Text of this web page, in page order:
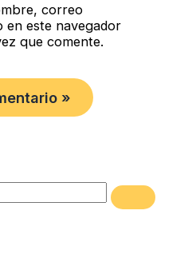
correo
en este navegador
que comente.